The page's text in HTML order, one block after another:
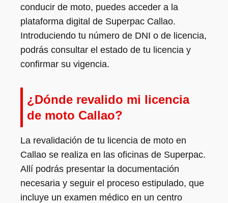
conducir de moto, puedes acceder a la
plataforma digital de Superpac Callao.
Introduciendo tu número de DNI o de licencia,
podrás consultar el estado de tu licencia y
confirmar su vigencia.
¿Dónde revalido mi licencia
de moto Callao?
La revalidación de tu licencia de moto en
Callao se realiza en las oficinas de Superpac.
Allí podrás presentar la documentación
necesaria y seguir el proceso estipulado, que
incluye un examen médico en un centro